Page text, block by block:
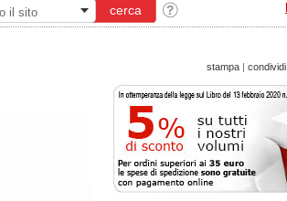
stampa | condividi